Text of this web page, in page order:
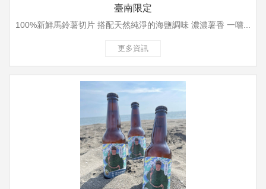
臺南限定
100%新鮮馬鈴薯切片 搭配天然純淨的海鹽調味 濃濃薯香 一嚐...
更多資訊